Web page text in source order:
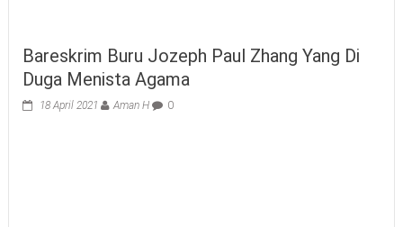
Bareskrim Buru Jozeph Paul Zhang Yang Di
Duga Menista Agama
18 April 2021 Aman H 0